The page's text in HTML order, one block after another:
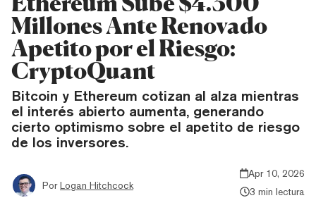
Millones Ante Renovado
Apetito por el Riesgo:
CryptoQuant
Bitcoin y Ethereum cotizan al alza mientras
el interés abierto aumenta, generando
cierto optimismo sobre el apetito de riesgo
de los inversores.
Por Logan Hitchcock
Apr 10, 2026
3 min lectura